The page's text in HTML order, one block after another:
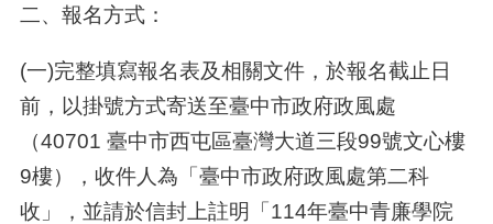
二、報名方式：
(一)完整填寫報名表及相關文件，於報名截止日
前，以掛號方式寄送至臺中市政府政風處
（40701 臺中市西屯區臺灣大道三段99號文心樓
9樓），收件人為「臺中市政府政風處第二科
收」，並請於信封上註明「114年臺中青廉學院